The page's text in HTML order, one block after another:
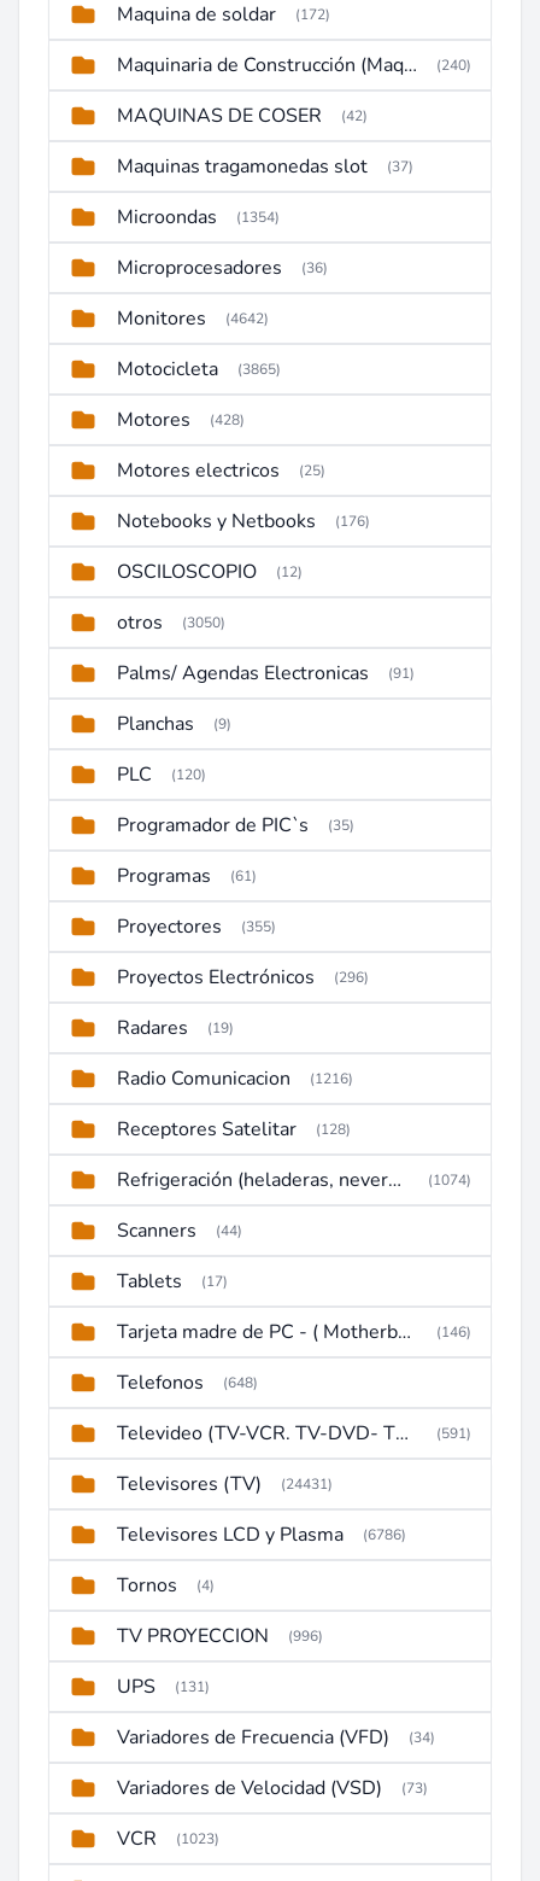
Maquina de soldar (172)
Maquinaria de Construcción (Maquinaria Pesada) (240)
MAQUINAS DE COSER (42)
Maquinas tragamonedas slot (37)
Microondas (1354)
Microprocesadores (36)
Monitores (4642)
Motocicleta (3865)
Motores (428)
Motores electricos (25)
Notebooks y Netbooks (176)
OSCILOSCOPIO (12)
otros (3050)
Palms/ Agendas Electronicas (91)
Planchas (9)
PLC (120)
Programador de PIC`s (35)
Programas (61)
Proyectores (355)
Proyectos Electrónicos (296)
Radares (19)
Radio Comunicacion (1216)
Receptores Satelitar (128)
Refrigeración (heladeras, neveras, congeladores) (1074)
Scanners (44)
Tablets (17)
Tarjeta madre de PC - ( Motherboard ) (146)
Telefonos (648)
Televideo (TV-VCR. TV-DVD- TV-DVD-VCR) (591)
Televisores (TV) (24431)
Televisores LCD y Plasma (6786)
Tornos (4)
TV PROYECCION (996)
UPS (131)
Variadores de Frecuencia (VFD) (34)
Variadores de Velocidad (VSD) (73)
VCR (1023)